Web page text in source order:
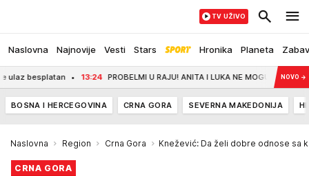
Naslovna Najnovije Vesti Stars Hronika Planeta
TV UŽIVO
13:24 PROBELMI U RAJU! ANITA I LUKA NE MOGU DA SE NOVO →
BOSNA I HERCEGOVINA CRNA GORA SEVERNA MAKEDONIJA
Naslovna Region Crna Gora Knežević: Da želi dobre odnose sa
CRNA GORA